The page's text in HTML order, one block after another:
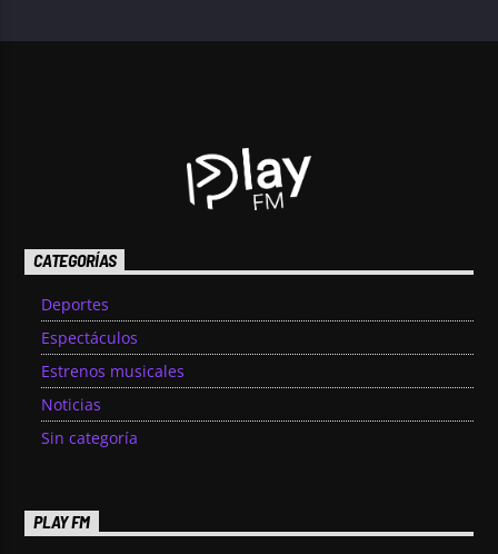
CATEGORÍAS
Deportes
Espectáculos
Estrenos musicales
Noticias
Sin categoría
PLAY FM